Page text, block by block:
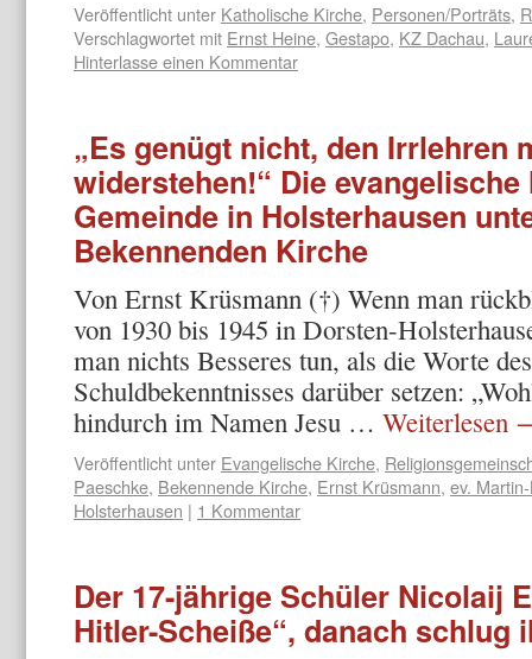
Veröffentlicht unter Katholische Kirche, Personen/Porträts,
Verschlagwortet mit Ernst Heine, Gestapo, KZ Dachau,
Hinterlasse einen Kommentar
„Es genügt nicht, den Irrlehren
widerstehen!“ Die
Gemeinde in Holsterhausen
Bekennenden Kirche
Von Ernst Krüsmann (†) Wenn man
von 1930 bis 1945 in Dorsten-
man nichts Besseres tun, als die Worte
Schuldbekenntnisses darüber setzen:
hindurch im Namen Jesu … Weiterlesen
Veröffentlicht unter Evangelische Kirche,
Paeschke, Bekennende Kirche, Ernst Krüsmann, ev.
Holsterhausen | 1 Kommentar
Der 17-jährige Schüler Nicolaij
Hitler-Scheiße“, danach schlug